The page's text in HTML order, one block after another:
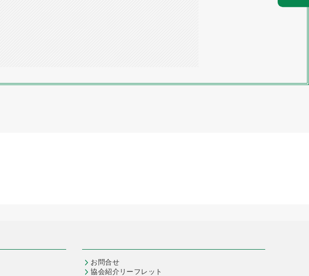
お問合せ
協会紹介リーフレット